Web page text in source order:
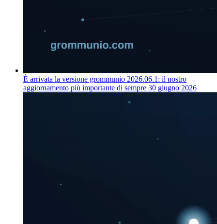
È arrivata la versione grommunio 2026.06.1: il nostro
aggiornamento più importante di sempre 30 giugno 2026